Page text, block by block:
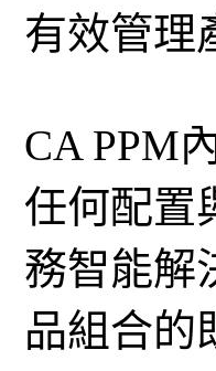
有效管理
CA PPM
任何配置
務智能解
品組合的